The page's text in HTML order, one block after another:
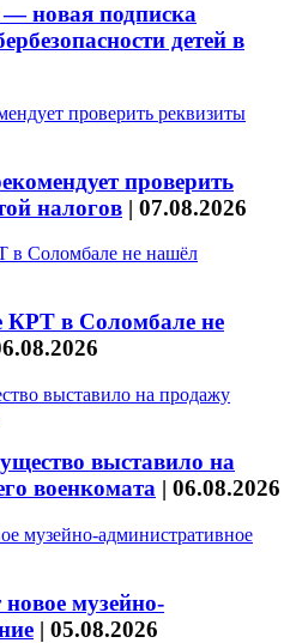
новая подписка
детей в
проверить
налогов | 07.08.2026
КРТ в Соломбале не
выставило на
военкомата | 06.08.2026
музейно-
| 05.08.2026